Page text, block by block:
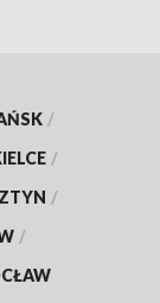
/
/
/
/